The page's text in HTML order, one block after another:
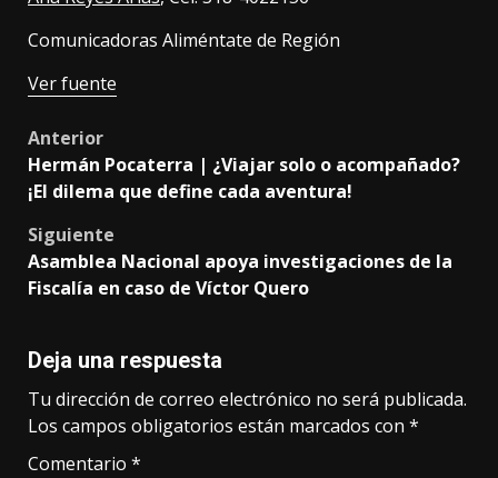
Comunicadoras Aliméntate de Región
Ver fuente
Post
navigation
Anterior
Hermán Pocaterra | ¿Viajar solo o acompañado?
¡El dilema que define cada aventura!
Siguiente
Asamblea Nacional apoya investigaciones de la
Fiscalía en caso de Víctor Quero
Deja una respuesta
Tu dirección de correo electrónico no será publicada.
Los campos obligatorios están marcados con *
Comentario *